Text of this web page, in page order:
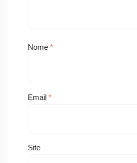
Nome *
Email *
Site